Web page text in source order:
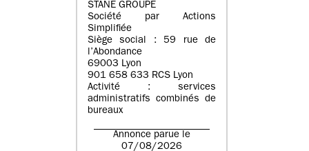
STANE GROUPE
Société par Actions
Simplifiée
Siège social : 59 rue de
l’Abondance
69003 Lyon
901 658 633 RCS Lyon
Activité : services
administratifs combinés de
bureaux
Annonce parue le
07/08/2026